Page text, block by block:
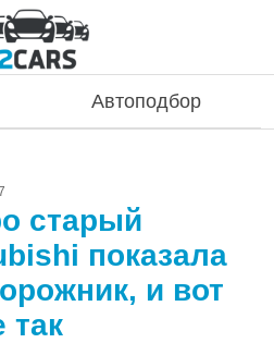
Автоподбор
старый
показала
и вот
так